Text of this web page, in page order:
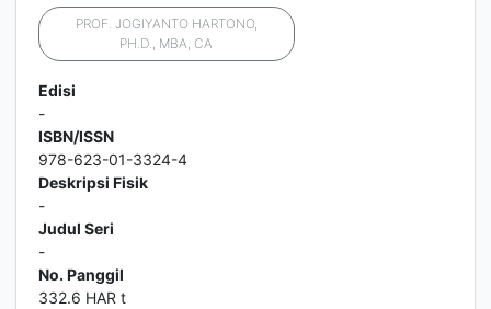
PROF. JOGIYANTO HARTONO,
PH.D., MBA, CA
Edisi
-
ISBN/ISSN
978-623-01-3324-4
Deskripsi Fisik
-
Judul Seri
-
No. Panggil
332.6 HAR t